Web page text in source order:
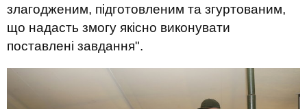
злагодженим, підготовленим та згуртованим,
що надасть змогу якісно виконувати
поставлені завдання".